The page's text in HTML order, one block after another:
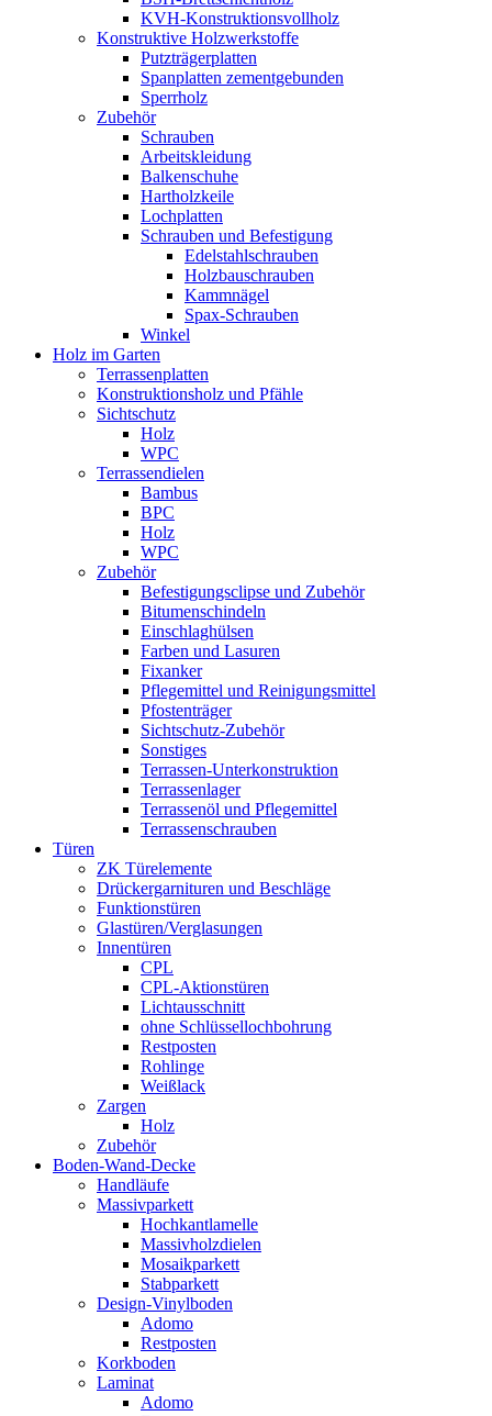
KVH-Konstruktionsvollholz
Konstruktive Holzwerkstoffe
Putzträgerplatten
Spanplatten zementgebunden
Sperrholz
Zubehör
Schrauben
Arbeitskleidung
Balkenschuhe
Hartholzkeile
Lochplatten
Schrauben und Befestigung
Edelstahlschrauben
Holzbauschrauben
Kammnägel
Spax-Schrauben
Winkel
Holz im Garten
Terrassenplatten
Konstruktionsholz und Pfähle
Sichtschutz
Holz
WPC
Terrassendielen
Bambus
BPC
Holz
WPC
Zubehör
Befestigungsclipse und Zubehör
Bitumenschindeln
Einschlaghülsen
Farben und Lasuren
Fixanker
Pflegemittel und Reinigungsmittel
Pfostenträger
Sichtschutz-Zubehör
Sonstiges
Terrassen-Unterkonstruktion
Terrassenlager
Terrassenöl und Pflegemittel
Terrassenschrauben
Türen
ZK Türelemente
Drückergarnituren und Beschläge
Funktionstüren
Glastüren/Verglasungen
Innentüren
CPL
CPL-Aktionstüren
Lichtausschnitt
ohne Schlüssellochbohrung
Restposten
Rohlinge
Weißlack
Zargen
Holz
Zubehör
Boden-Wand-Decke
Handläufe
Massivparkett
Hochkantlamelle
Massivholzdielen
Mosaikparkett
Stabparkett
Design-Vinylboden
Adomo
Restposten
Korkboden
Laminat
Adomo